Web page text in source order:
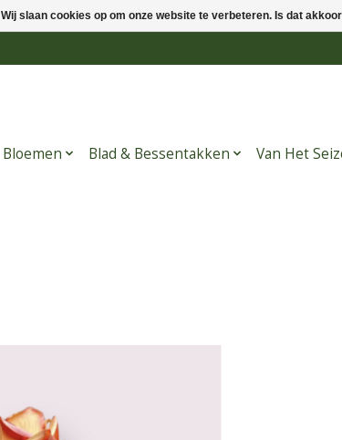
Bloemen Blad & Bessentakken Van Het
Wij slaan cookies op om onze website te verbeteren. Is dat